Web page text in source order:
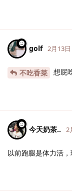
golf 2月13日
不吃香菜 想屁
今天奶茶.. 2
以前跑腿是体力活